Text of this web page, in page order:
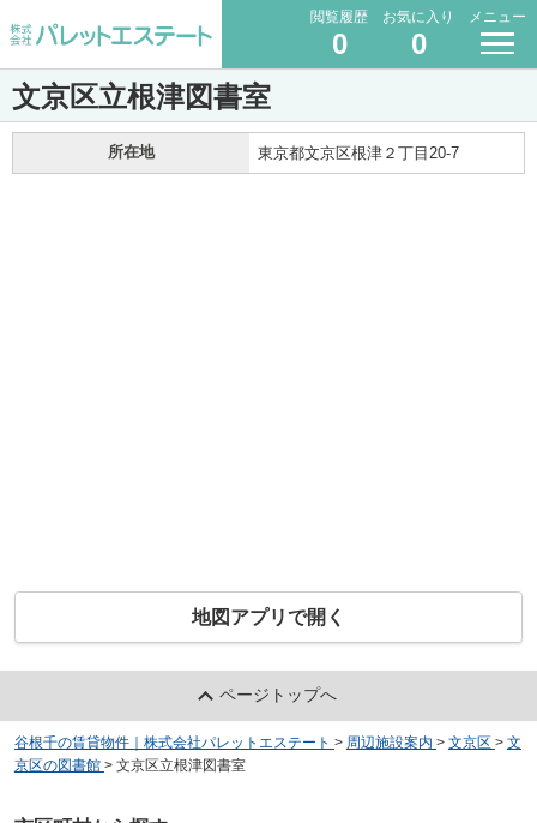
閲覧履歴
0
お気に入り
0
メニュー
文京区立根津図書室
所在地 東京都文京区根津２丁目20-7
地図アプリで開く
ページトップへ
谷根千の賃貸物件｜株式会社パレットエステート > 周辺施設案内 > 文京区 > 文
京区の図書館 > 文京区立根津図書室